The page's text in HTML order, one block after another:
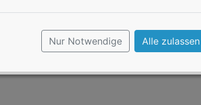
Nur Notwendige Alle zulassen